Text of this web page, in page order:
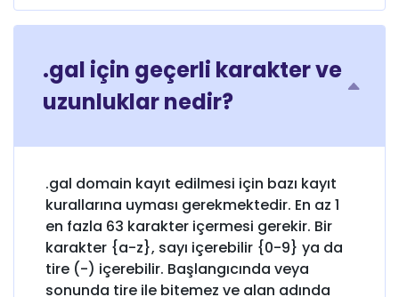
.gal için geçerli karakter ve
uzunluklar nedir?
.gal domain kayıt edilmesi için bazı kayıt
kurallarına uyması gerekmektedir. En az 1
en fazla 63 karakter içermesi gerekir. Bir
karakter {a-z}, sayı içerebilir {0-9} ya da
tire (-) içerebilir. Başlangıcında veya
sonunda tire ile bitemez ve alan adında